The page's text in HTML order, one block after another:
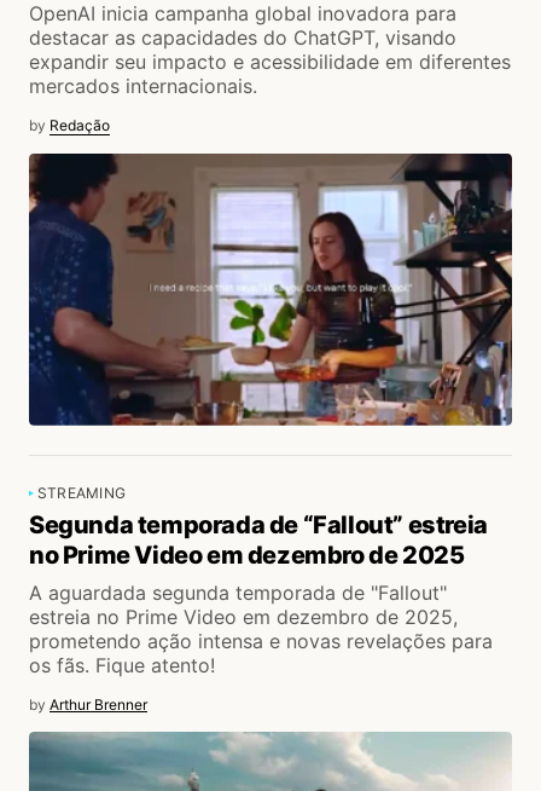
OpenAI inicia campanha global inovadora para
destacar as capacidades do ChatGPT, visando
expandir seu impacto e acessibilidade em diferentes
mercados internacionais.
by Redação
STREAMING
Segunda temporada de “Fallout” estreia
no Prime Video em dezembro de 2025
A aguardada segunda temporada de "Fallout"
estreia no Prime Video em dezembro de 2025,
prometendo ação intensa e novas revelações para
os fãs. Fique atento!
by Arthur Brenner